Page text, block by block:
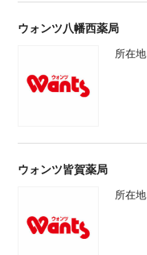
ウォンツ八幡西薬局
所在地
ウォンツ皆賀薬局
所在地